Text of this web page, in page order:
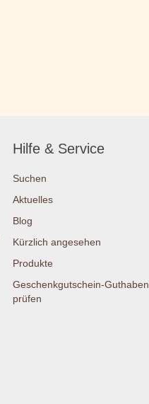
Hilfe & Service
Suchen
Aktuelles
Blog
Kürzlich angesehen
Produkte
Geschenkgutschein-Guthaben
prüfen